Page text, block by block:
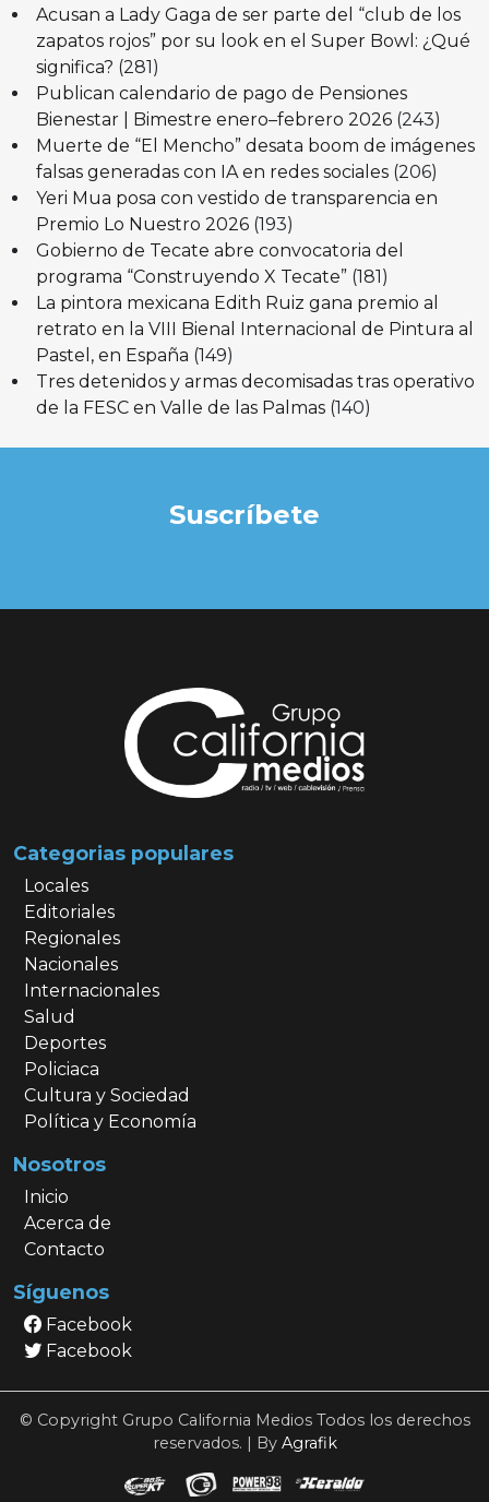
Acusan a Lady Gaga de ser parte del “club de los
zapatos rojos” por su look en el Super Bowl: ¿Qué
significa? (281)
Publican calendario de pago de Pensiones
Bienestar | Bimestre enero–febrero 2026 (243)
Muerte de “El Mencho” desata boom de imágenes
falsas generadas con IA en redes sociales (206)
Yeri Mua posa con vestido de transparencia en
Premio Lo Nuestro 2026 (193)
Gobierno de Tecate abre convocatoria del
programa “Construyendo X Tecate” (181)
La pintora mexicana Edith Ruiz gana premio al
retrato en la VIII Bienal Internacional de Pintura al
Pastel, en España (149)
Tres detenidos y armas decomisadas tras operativo
de la FESC en Valle de las Palmas (140)
Suscríbete
Categorias populares
Locales
Editoriales
Regionales
Nacionales
Internacionales
Salud
Deportes
Policiaca
Cultura y Sociedad
Política y Economía
Nosotros
Inicio
Acerca de
Contacto
Síguenos
Facebook
Facebook
© Copyright Grupo California Medios Todos los derechos
reservados. | By Agrafik